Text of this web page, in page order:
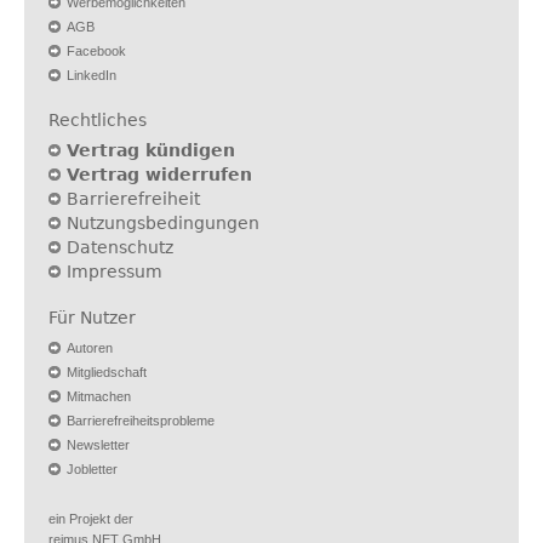
AGB
Facebook
LinkedIn
Rechtliches
Vertrag kündigen
Vertrag widerrufen
Barrierefreiheit
Nutzungsbedingungen
Datenschutz
Impressum
Für Nutzer
Autoren
Mitgliedschaft
Mitmachen
Barrierefreiheitsprobleme
Newsletter
Jobletter
ein Projekt der
reimus.NET GmbH